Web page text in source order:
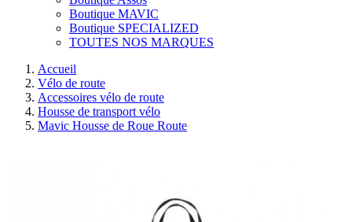
Boutique MAVIC
Boutique SPECIALIZED
TOUTES NOS MARQUES
Accueil
Vélo de route
Accessoires vélo de route
Housse de transport vélo
Mavic Housse de Roue Route